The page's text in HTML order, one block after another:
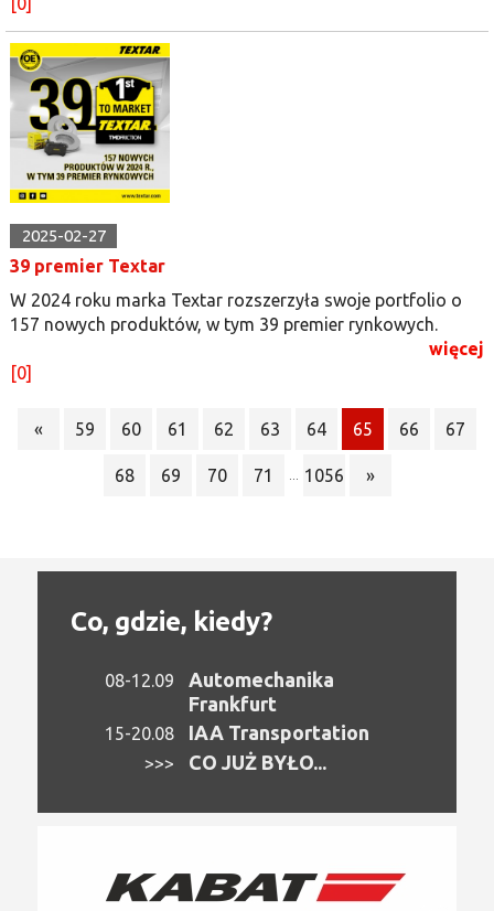
2025-02-27
39 premier Textar
W 2024 roku marka Textar rozszerzyła swoje portfolio o
157 nowych produktów, w tym 39 premier rynkowych.
więcej
[0]
« 59 60 61 62 63 64 65 66 67
68 69 70 71 1056 »
Co, gdzie, kiedy?
08-12.09
Automechanika
Frankfurt
15-20.08 IAA Transportation
>>> CO JUŻ BYŁO...